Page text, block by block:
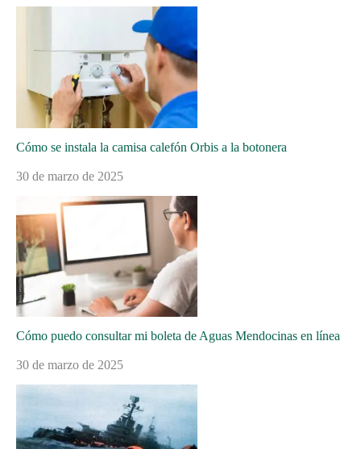
Cómo se instala la camisa calefón Orbis a la botonera
30 de marzo de 2025
Cómo puedo consultar mi boleta de Aguas Mendocinas en línea
30 de marzo de 2025